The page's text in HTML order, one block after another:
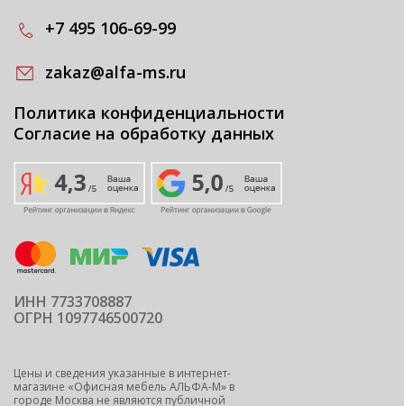
+7 495 106-69-99
zakaz@alfa-ms.ru
Политика конфиденциальности
Согласие на обработку данных
ИНН 7733708887
ОГРН 1097746500720
Цены и сведения указанные в интернет-
магазине «Офисная мебель АЛЬФА-М» в
городе Москва не являются публичной